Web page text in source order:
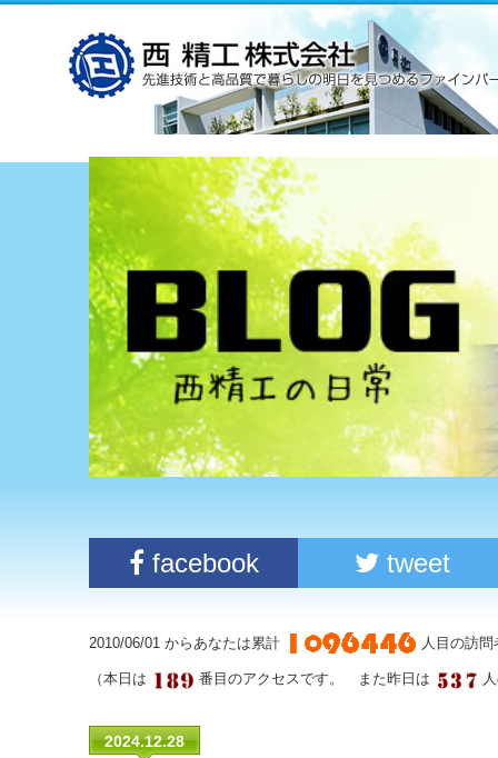
facebook tweet
2010/06/01 からあなたは累計 人目の訪
（本日は 番目のアクセスです。 また昨日は
2024.12.28